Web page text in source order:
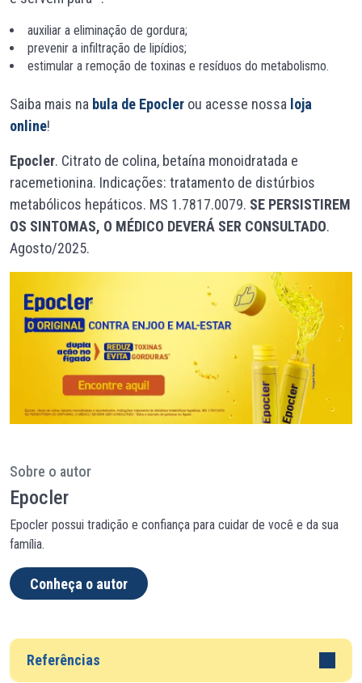
auxiliar a eliminação de gordura;
prevenir a infiltração de lipídios;
estimular a remoção de toxinas e resíduos do metabolismo.
Saiba mais na bula de Epocler ou acesse nossa loja
online!
Epocler. Citrato de colina, betaína monoidratada e
racemetionina. Indicações: tratamento de distúrbios
metabólicos hepáticos. MS 1.7817.0079. SE PERSISTIREM
OS SINTOMAS, O MÉDICO DEVERÁ SER CONSULTADO.
Agosto/2025.
Sobre o autor
Epocler
Epocler possui tradição e confiança para cuidar de você e da sua
família.
Conheça o autor
Referências